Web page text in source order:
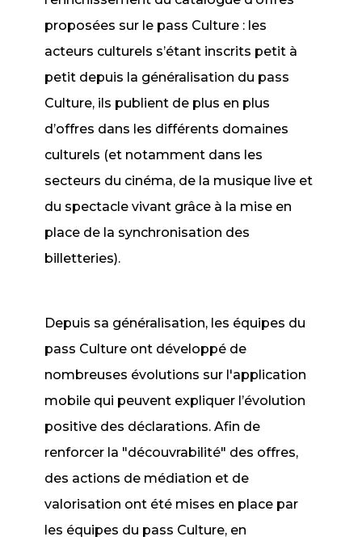
proposées sur le pass Culture : les
acteurs culturels s’étant inscrits petit à
petit depuis la généralisation du pass
Culture, ils publient de plus en plus
d’offres dans les différents domaines
culturels (et notamment dans les
secteurs du cinéma, de la musique live et
du spectacle vivant grâce à la mise en
place de la synchronisation des
billetteries).
Depuis sa généralisation, les équipes du
pass Culture ont développé de
nombreuses évolutions sur l'application
mobile qui peuvent expliquer l’évolution
positive des déclarations. Afin de
renforcer la "découvrabilité" des offres,
des actions de médiation et de
valorisation ont été mises en place par
les équipes du pass Culture, en